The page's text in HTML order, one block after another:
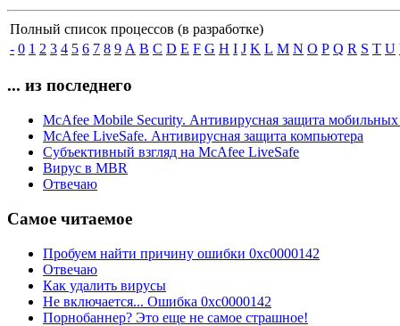
Полный список процессов (в разработке)
- 0 1 2 3 4 5 6 7 8 9 A B C D E F G H I J K L M N O P Q R S T U
... из последнего
McAfee Mobile Security. Антивирусная защита мобильных
McAfee LiveSafe. Антивирусная защита компьютера
Субъективный взгляд на McAfee LiveSafe
Вирус в MBR
Отвечаю
Самое читаемое
Пробуем найти причину ошибки 0xc0000142
Отвечаю
Как удалить вирусы
Не включается... Ошибка 0xc0000142
Порнобаннер? Это еще не самое страшное!